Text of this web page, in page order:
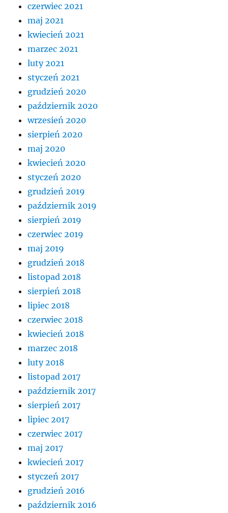
czerwiec 2021
maj 2021
kwiecień 2021
marzec 2021
luty 2021
styczeń 2021
grudzień 2020
październik 2020
wrzesień 2020
sierpień 2020
maj 2020
kwiecień 2020
styczeń 2020
grudzień 2019
październik 2019
sierpień 2019
czerwiec 2019
maj 2019
grudzień 2018
listopad 2018
sierpień 2018
lipiec 2018
czerwiec 2018
kwiecień 2018
marzec 2018
luty 2018
listopad 2017
październik 2017
sierpień 2017
lipiec 2017
czerwiec 2017
maj 2017
kwiecień 2017
styczeń 2017
grudzień 2016
październik 2016